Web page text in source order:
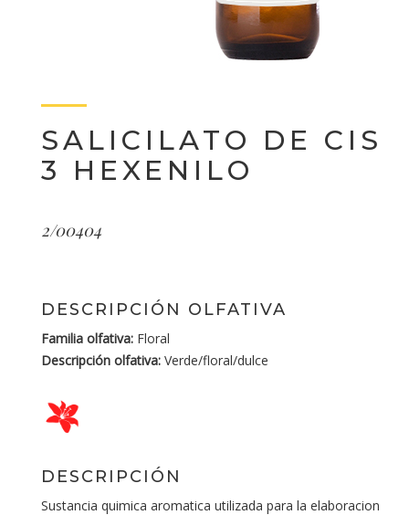
SALICILATO DE CIS
3 HEXENILO
2/00404
DESCRIPCIÓN OLFATIVA
Familia olfativa: Floral
Descripción olfativa: Verde/floral/dulce
DESCRIPCIÓN
Sustancia quimica aromatica utilizada para la elaboracion